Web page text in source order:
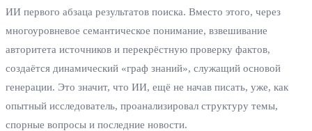
ИИ первого абзаца результатов поиска. Вместо этого, через
многоуровневое семантическое понимание, взвешивание
авторитета источников и перекрёстную проверку фактов,
создаётся динамический «граф знаний», служащий основой
генерации. Это значит, что ИИ, ещё не начав писать, уже, как
опытный исследователь, проанализировал структуру темы,
спорные вопросы и последние новости.